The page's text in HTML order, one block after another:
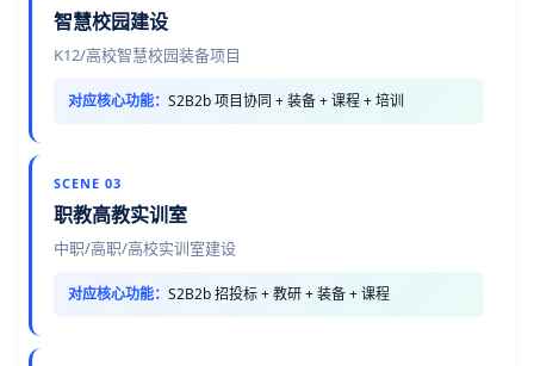
智慧校园建设
K12/高校智慧校园装备项目
对应核心功能： S2B2b 项目协同 + 装备 + 课程 + 培训
SCENE 03
职教高教实训室
中职/高职/高校实训室建设
对应核心功能： S2B2b 招投标 + 教研 + 装备 + 课程